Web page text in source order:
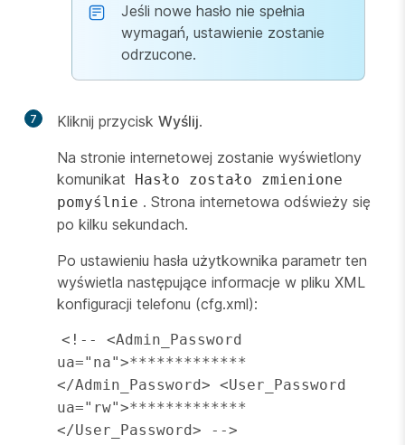
Jeśli nowe hasło nie spełnia
wymagań, ustawienie zostanie
odrzucone.
7 Kliknij przycisk Wyślij.
Na stronie internetowej zostanie wyświetlony
komunikat
Hasło zostało zmienione
pomyślnie . Strona internetowa odświeży się
po kilku sekundach.
Po ustawieniu hasła użytkownika parametr ten
wyświetla następujące informacje w pliku XML
konfiguracji telefonu (cfg.xml):
<!-- <Admin_Password
ua="na">*************
</Admin_Password> <User_Password
ua="rw">*************
</User_Password> -->